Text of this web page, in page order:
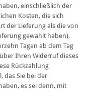
einschließlich der
Kosten, die sich
der Lieferung als die von
gewählt haben),
Tagen ab dem Tag
Ihren Widerruf dieses
Rückzahlung
das Sie bei der
es sei denn, mit